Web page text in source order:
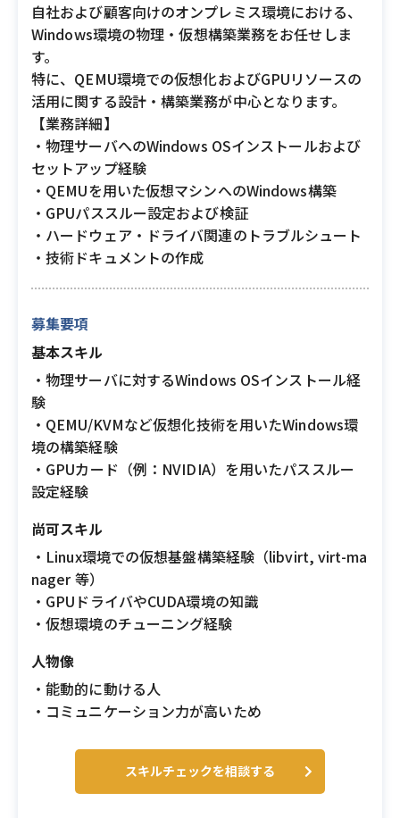
自社および顧客向けのオンプレミス環境における、
Windows環境の物理・仮想構築業務をお任せしま
す。
特に、QEMU環境での仮想化およびGPUリソースの
活用に関する設計・構築業務が中心となります。
【業務詳細】
・物理サーバへのWindows OSインストールおよび
セットアップ経験
・QEMUを用いた仮想マシンへのWindows構築
・GPUパススルー設定および検証
・ハードウェア・ドライバ関連のトラブルシュート
・技術ドキュメントの作成
募集要項
基本スキル
・物理サーバに対するWindows OSインストール経
験
・QEMU/KVMなど仮想化技術を用いたWindows環
境の構築経験
・GPUカード（例：NVIDIA）を用いたパススルー
設定経験
尚可スキル
・Linux環境での仮想基盤構築経験（libvirt, virt-ma
nager 等）
・GPUドライバやCUDA環境の知識
・仮想環境のチューニング経験
人物像
・能動的に動ける人
・コミュニケーション力が高いため
スキルチェックを相談する